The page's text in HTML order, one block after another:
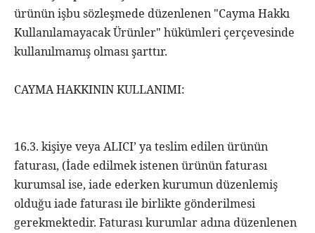
ürünün işbu sözleşmede düzenlenen "Cayma Hakkı
Kullanılamayacak Ürünler" hükümleri çerçevesinde
kullanılmamış olması şarttır.
CAYMA HAKKININ KULLANIMI:
16.3. kişiye veya ALICI’ ya teslim edilen ürünün
faturası, (İade edilmek istenen ürünün faturası
kurumsal ise, iade ederken kurumun düzenlemiş
olduğu iade faturası ile birlikte gönderilmesi
gerekmektedir. Faturası kurumlar adına düzenlenen